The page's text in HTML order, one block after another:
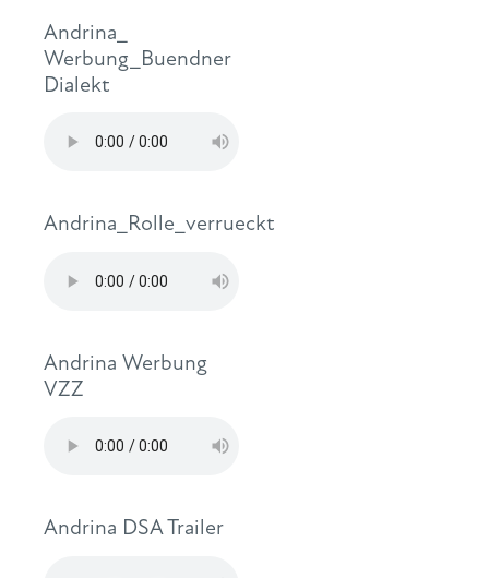
Andrina_
Werbung_Buendner
Dialekt
Andrina_Rolle_verrueckt
Andrina Werbung
VZZ
Andrina DSA Trailer